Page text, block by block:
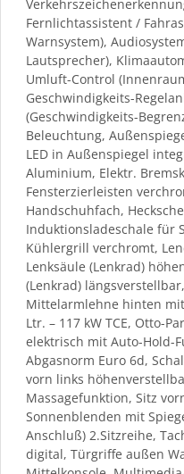
Fernlichtassistent /
Warnsystem),
Lautsprecher),
Umluft-Control
Geschwindigkeits-
(Geschwindigkeits-
Beleuchtung,
LED in Außenspiegel
Aluminium, Elektr.
Fensterzierleisten
Handschuhfach,
Induktionsladeschale für
Kühlergrill verchromt,
Lenksäule (Lenkrad)
(Lenkrad)
Mittelarmlehne hinten
Ltr. – 117 kW TCE, Otto-
elektrisch mit Auto-Hold-
Abgasnorm Euro 6d,
vorn links
Massagefunktion, Sitz
Sonnenblenden mit
Anschluß) 2.Sitzreihe,
digital, Türgriffe außen